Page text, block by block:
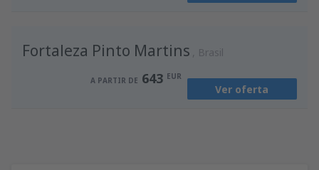
Fortaleza Pinto Martins Brasil
A PARTIR DE 643 EUR
Ver oferta